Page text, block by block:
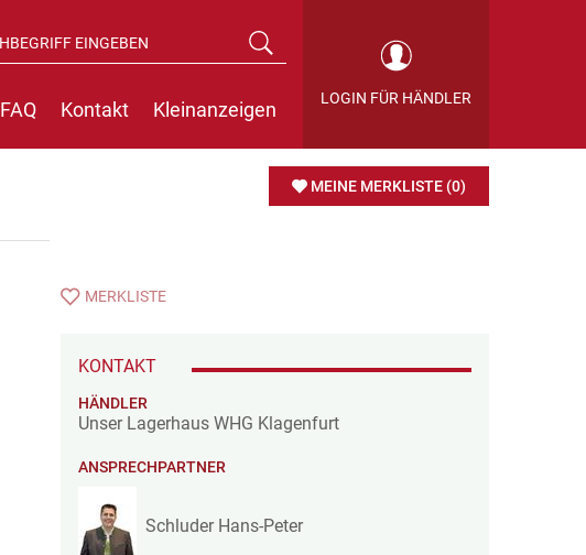
LOGIN FÜR HÄNDLER
FAQ Kontakt Kleinanzeigen
MEINE MERKLISTE (0)
MERKLISTE
KONTAKT
HÄNDLER
Unser Lagerhaus WHG Klagenfurt
ANSPRECHPARTNER
Schluder Hans-Peter